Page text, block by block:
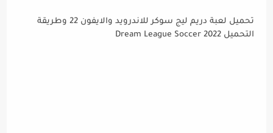
تحميل لعبة دريم ليج سوكر للاندرويد والايفون 22 وطريقة
التحميل Dream League Soccer 2022